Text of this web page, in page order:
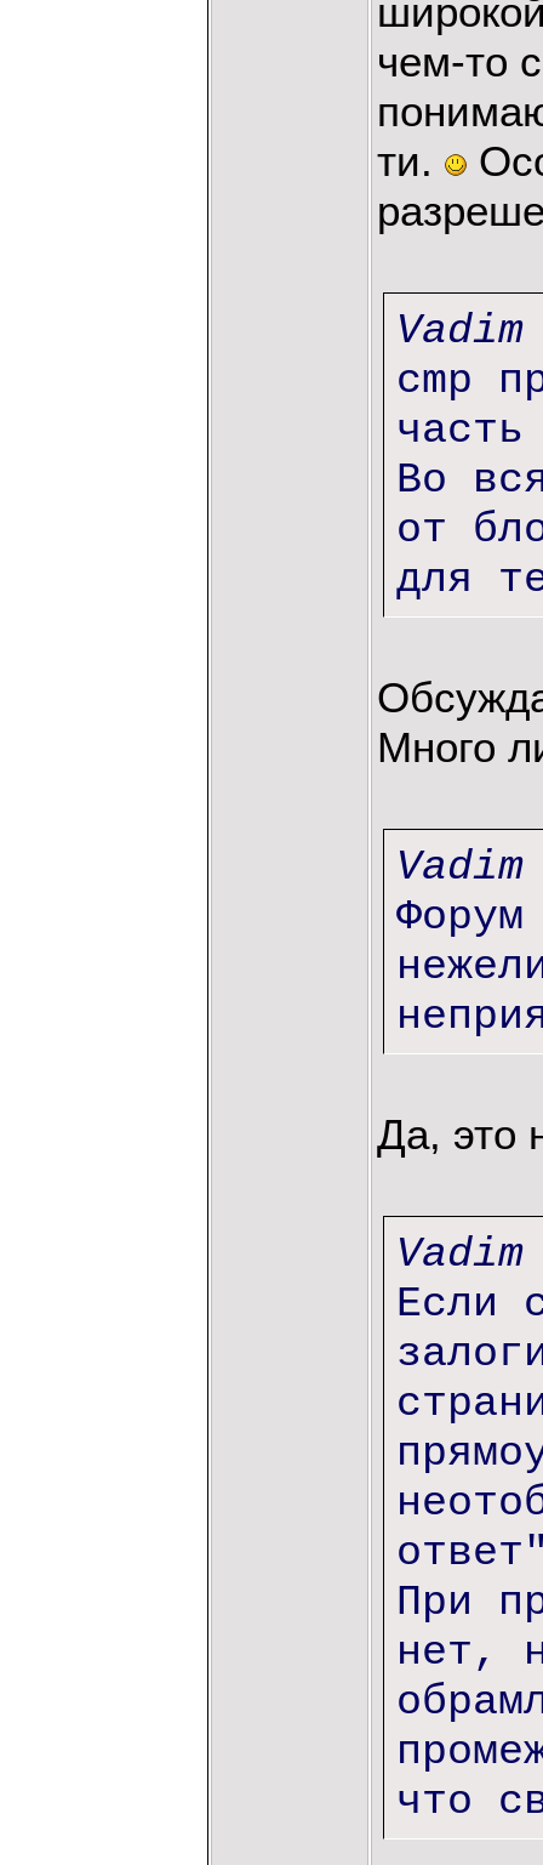
чем-то
ти.
cmp
Во
от
для
Много
Да, это
Если
При
нет,
что